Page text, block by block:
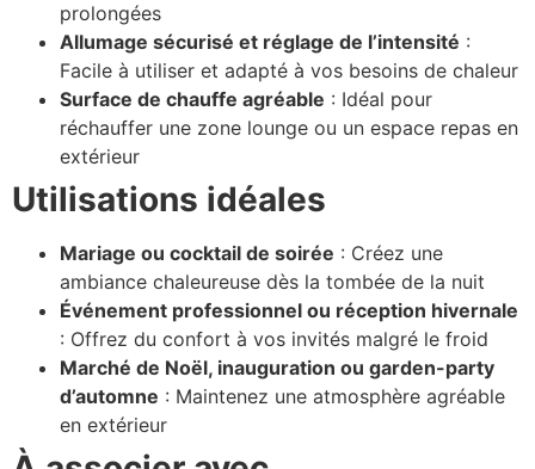
prolongées
Allumage sécurisé et réglage de l’intensité :
Facile à utiliser et adapté à vos besoins de chaleur
Surface de chauffe agréable : Idéal pour
réchauffer une zone lounge ou un espace repas en
extérieur
Utilisations idéales
Mariage ou cocktail de soirée : Créez une
ambiance chaleureuse dès la tombée de la nuit
Événement professionnel ou réception hivernale
: Offrez du confort à vos invités malgré le froid
Marché de Noël, inauguration ou garden-party
d’automne : Maintenez une atmosphère agréable
en extérieur